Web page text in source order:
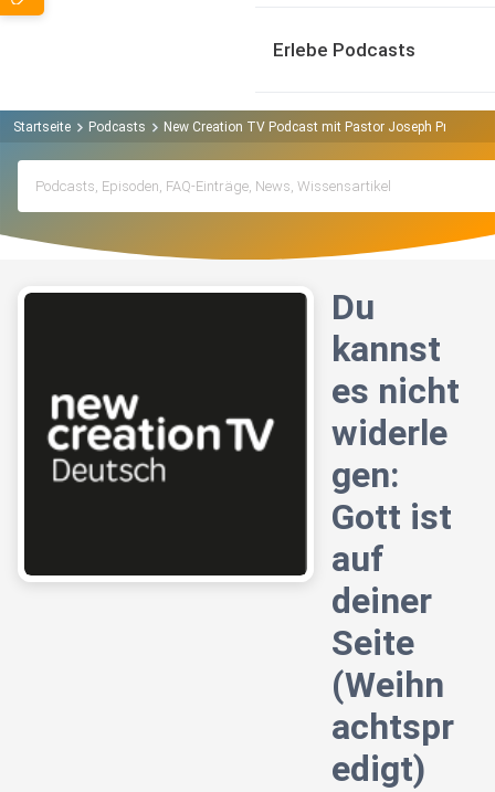
Erlebe Podcasts
Startseite Podcasts New Creation TV Podcast mit Pastor Joseph Prince
Du
kannst
es nicht
widerle
gen:
Gott ist
auf
deiner
Seite
(Weihn
achtspr
edigt)